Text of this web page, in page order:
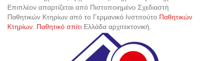
Επιπλέον απαρτίζεται από Πιστοποιημένο Σχεδιαστή
Παθητικών Κτηρίων από το Γερμανικό Ινστιτούτο Παθητικών
Κτηρίων. Παθητικό σπίτι Ελλάδα αρχιτεκτονική.